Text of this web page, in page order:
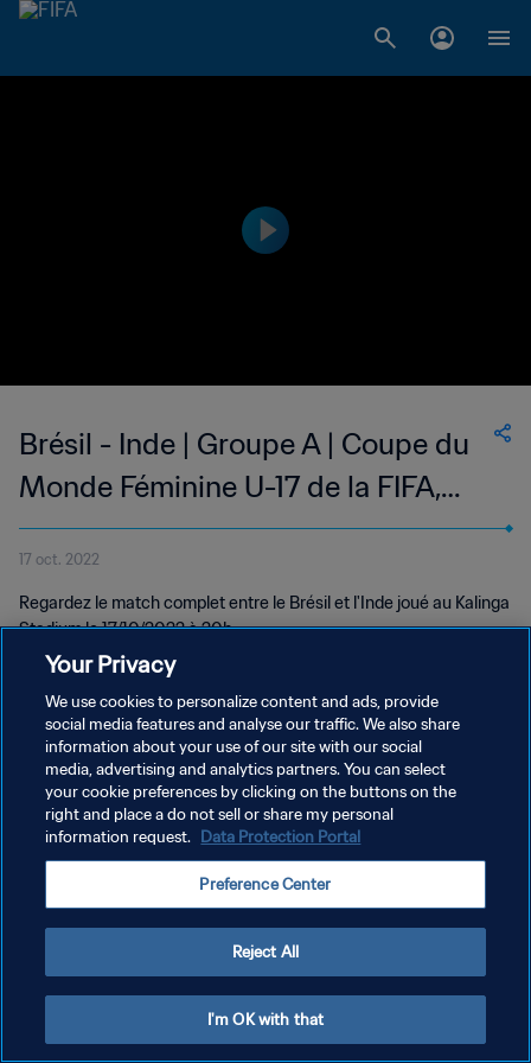
Brésil - Inde | Groupe A | Coupe du
Monde Féminine U-17 de la FIFA,
Inde 2022™ | Match complet
17 oct. 2022
Regardez le match complet entre le Brésil et l'Inde joué au Kalinga
Stadium le 17/10/2022 à 20h.
POLITIQUE DE CONFIDENTIALITÉ
CONDITIONS D'UTILISATION
GÉRER VOS PRÉFÉRENCES SUR LES COOKIES
Your Privacy
We use cookies to personalize content and ads, provide
social media features and analyse our traffic. We also share
information about your use of our site with our social
media, advertising and analytics partners. You can select
your cookie preferences by clicking on the buttons on the
right and place a do not sell or share my personal
information request. Data Protection Portal
Preference Center
Reject All
I'm OK with that